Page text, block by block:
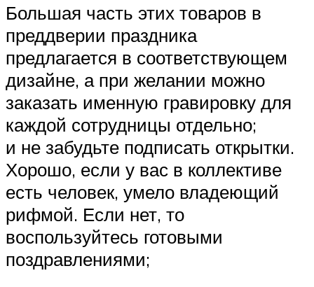
Большая часть этих товаров в
преддверии праздника
предлагается в соответствующем
дизайне, а при желании можно
заказать именную гравировку для
каждой сотрудницы отдельно;
и не забудьте подписать открытки.
Хорошо, если у вас в коллективе
есть человек, умело владеющий
рифмой. Если нет, то
воспользуйтесь готовыми
поздравлениями;